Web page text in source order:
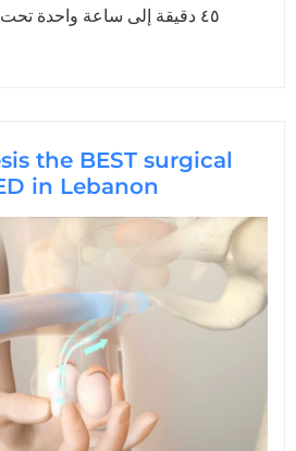
٤٥ دقيقة إلى ساعة واحدة تحت
the BEST surgical
in Lebanon